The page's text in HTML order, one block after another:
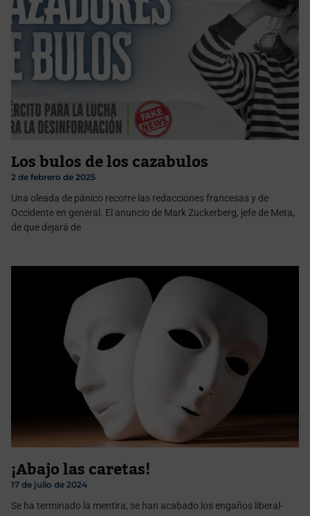
Los bulos de los cazabulos
2 de febrero de 2025
Una oleada de pánico recorre las redacciones francesas y de
Occidente en general. El anuncio de Mark Zuckerberg, jefe de Meta,
de que dejará de
¡Abajo las caretas!
17 de julio de 2024
Se ha terminado la mentira, se han acabado los engaños liberal-